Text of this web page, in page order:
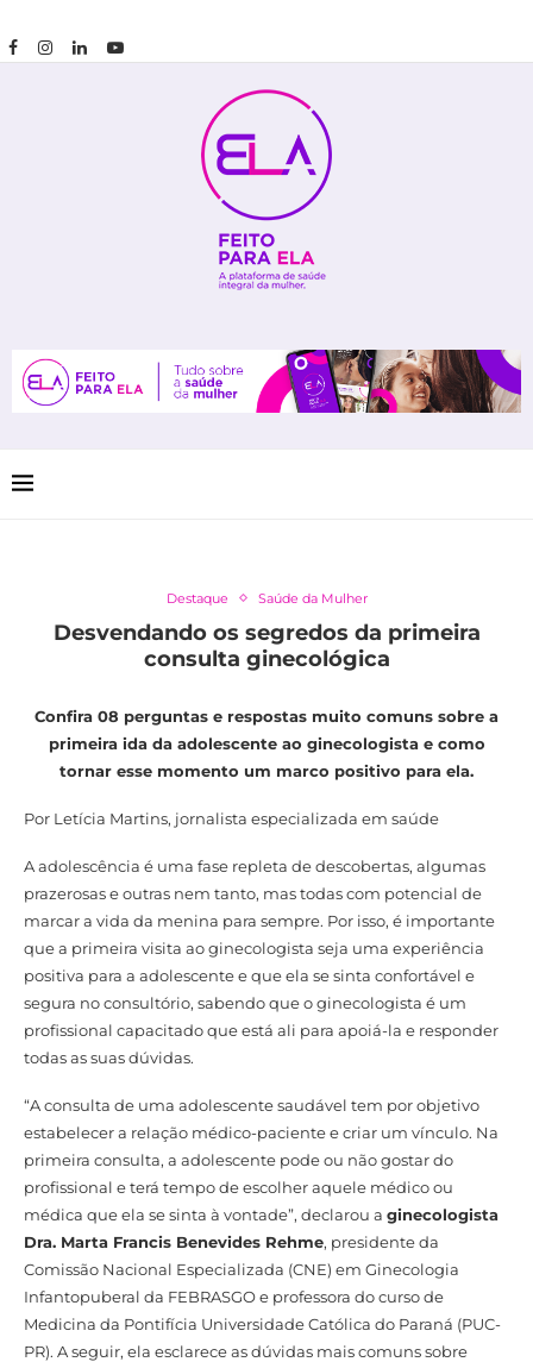
Destaque Saúde da Mulher
Desvendando os segredos da primeira
consulta ginecológica
Confira 08 perguntas e respostas muito comuns sobre a
primeira ida da adolescente ao ginecologista e como
tornar esse momento um marco positivo para ela.
Por Letícia Martins, jornalista especializada em saúde
A adolescência é uma fase repleta de descobertas, algumas
prazerosas e outras nem tanto, mas todas com potencial de
marcar a vida da menina para sempre. Por isso, é importante
que a primeira visita ao ginecologista seja uma experiência
positiva para a adolescente e que ela se sinta confortável e
segura no consultório, sabendo que o ginecologista é um
profissional capacitado que está ali para apoiá-la e responder
todas as suas dúvidas.
“A consulta de uma adolescente saudável tem por objetivo
estabelecer a relação médico-paciente e criar um vínculo. Na
primeira consulta, a adolescente pode ou não gostar do
profissional e terá tempo de escolher aquele médico ou
médica que ela se sinta à vontade”, declarou a ginecologista
Dra. Marta Francis Benevides Rehme, presidente da
Comissão Nacional Especializada (CNE) em Ginecologia
Infantopuberal da FEBRASGO e professora do curso de
Medicina da Pontifícia Universidade Católica do Paraná (PUC-
PR). A seguir, ela esclarece as dúvidas mais comuns sobre